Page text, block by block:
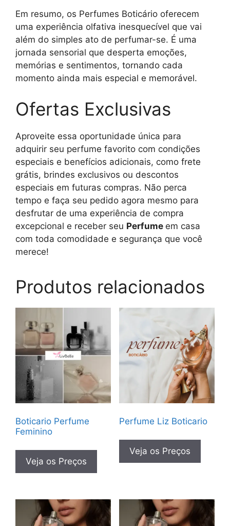
Em resumo, os Perfumes Boticário oferecem
uma experiência olfativa inesquecível que vai
além do simples ato de perfumar-se. É uma
jornada sensorial que desperta emoções,
memórias e sentimentos, tornando cada
momento ainda mais especial e memorável.
Ofertas Exclusivas
Aproveite essa oportunidade única para
adquirir seu perfume favorito com condições
especiais e benefícios adicionais, como frete
grátis, brindes exclusivos ou descontos
especiais em futuras compras. Não perca
tempo e faça seu pedido agora mesmo para
desfrutar de uma experiência de compra
excepcional e receber seu Perfume em casa
com toda comodidade e segurança que você
merece!
Produtos relacionados
Boticario Perfume
Feminino
Veja os Preços
Perfume Liz Boticario
Veja os Preços